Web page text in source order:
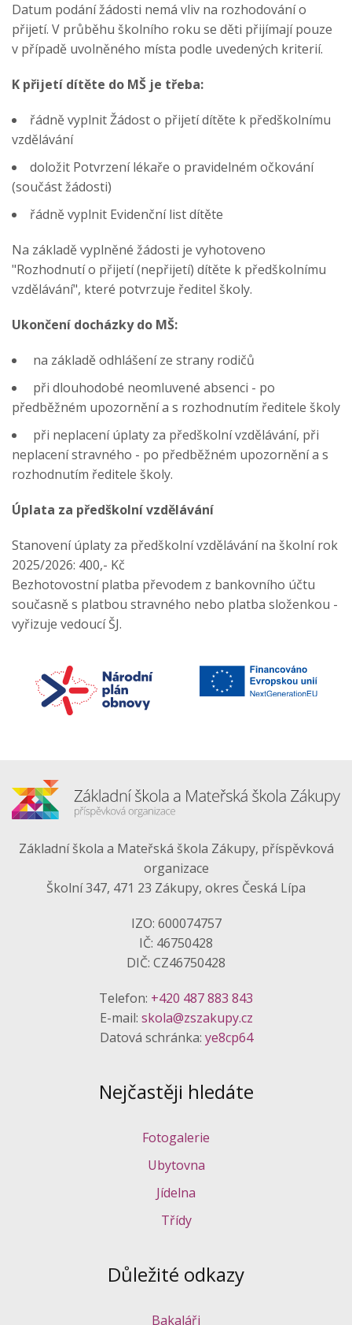
Datum podání žádosti nemá vliv na rozhodování o
přijetí. V průběhu školního roku se děti přijímají pouze
v případě uvolněného místa podle uvedených kriterií.
K přijetí dítěte do MŠ je třeba:
řádně vyplnit Žádost o přijetí dítěte k předškolnímu
vzdělávání
doložit Potvrzení lékaře o pravidelném očkování
(součást žádosti)
řádně vyplnit Evidenční list dítěte
Na základě vyplněné žádosti je vyhotoveno
"Rozhodnutí o přijetí (nepřijetí) dítěte k předškolnímu
vzdělávání", které potvrzuje ředitel školy.
Ukončení docházky do MŠ:
na základě odhlášení ze strany rodičů
při dlouhodobé neomluvené absenci - po
předběžném upozornění a s rozhodnutím ředitele školy
při neplacení úplaty za předškolní vzdělávání, při
neplacení stravného - po předběžném upozornění a s
rozhodnutím ředitele školy.
Úplata za předškolní vzdělávání
Stanovení úplaty za předškolní vzdělávání na školní rok
2025/2026: 400,- Kč
Bezhotovostní platba převodem z bankovního účtu
současně s platbou stravného nebo platba složenkou -
vyřizuje vedoucí ŠJ.
Základní škola a Mateřská škola Zákupy, příspěvková
organizace
Školní 347, 471 23 Zákupy, okres Česká Lípa
IZO: 600074757
IČ: 46750428
DIČ: CZ46750428
Telefon: +420 487 883 843
E-mail: skola@zszakupy.cz
Datová schránka: ye8cp64
Nejčastěji hledáte
Fotogalerie
Ubytovna
Jídelna
Třídy
Důležité odkazy
Bakaláři